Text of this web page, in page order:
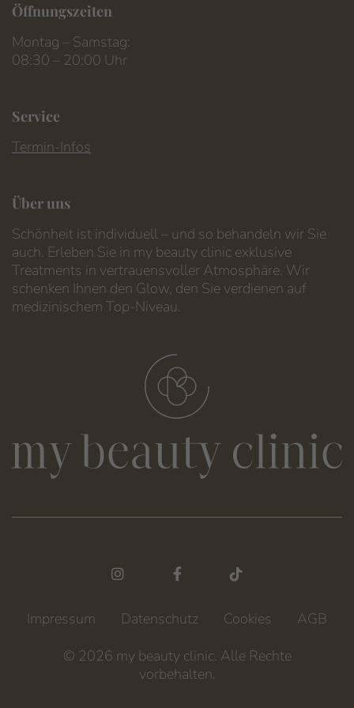
Öffnungszeiten
Montag – Samstag:
08:30 – 20:00 Uhr
Service
Termin-Infos
Über uns
Schönheit ist individuell – und so behandeln wir Sie
auch. Erleben Sie in my beauty clinic exklusive
Treatments in vertrauensvoller Atmosphäre. Wir
schenken Ihnen den Glow, den Sie verdienen auf
medizinischem Top-Niveau.
INSTAGRAMFACEBOOKTIKTOK
Impressum
Datenschutz Cookies
AGB
© 2026 my beauty clinic. Alle Rechte
vorbehalten.